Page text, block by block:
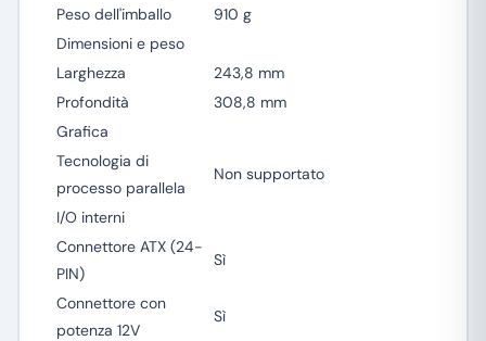
Peso dell'imballo
910 g
Dimensioni e peso
Larghezza
243,8 mm
Profondità
308,8 mm
Grafica
Tecnologia di
processo parallela
Non supportato
I/O interni
Connettore ATX (24-
PIN)
Sì
Connettore con
potenza 12V
Sì